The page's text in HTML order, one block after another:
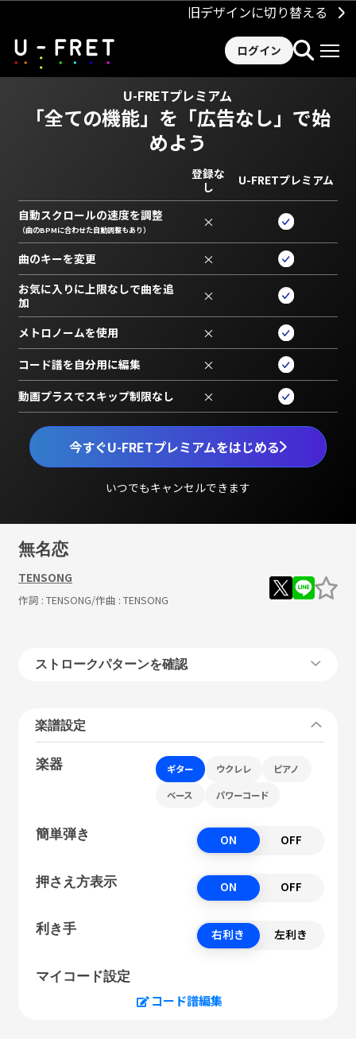
旧デザインに切り替える
ログイン
U-FRETプレミアム
「全ての機能」を 「広告なし」で始
めよう
今すぐU-FRETプレミアムをはじめる
いつでもキャンセルできます
登録な
し
U-FRETプレミアム
自動スクロールの速度を調整
（曲のBPMに合わせた自動調整もあり） ×
曲のキーを変更 ×
お気に入りに上限なしで曲を追
加
×
メトロノームを使用 ×
コード譜を自分用に編集 ×
動画プラスでスキップ制限なし ×
無名恋
TENSONG
作詞 : TENSONG/作曲 : TENSONG
ストロークパターンを確認
楽譜設定
楽器 ギター ウクレレ ピアノ
ベース パワーコード
簡単弾き ON OFF
押さえ方表示 ON OFF
利き手 右利き 左利き
マイコード設定
コード譜編集